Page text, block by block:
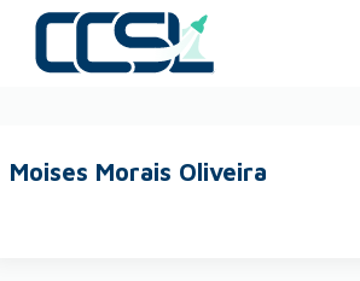
Moises Morais Oliveira